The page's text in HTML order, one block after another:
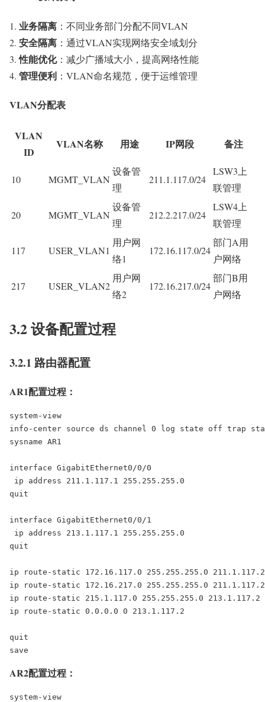
业务隔离 ：不同业务部门分配不同VLAN
安全隔离 ：通过VLAN实现网络安全域划分
性能优化：减少广播域大小，提高网络性能
管理便利 ：VLAN命名规范，便于运维管理
VLAN分配表
VLAN
ID
VLAN名称 用途 IP网段 备注
10 MGMT_VLAN
设备管
理
211.1.117.0/24
LSW3上
联管理
20 MGMT_VLAN
设备管
理
212.2.217.0/24
LSW4上
联管理
117 USER_VLAN1
用户网
络1
172.16.117.0/24
部门A用
户网络
217 USER_VLAN2
用户网
络2
172.16.217.0/24
部门B用
户网络
3.2 设备配置过程
3.2.1 路由器配置
AR1配置过程：
system-view
info-center source ds channel 0 log state off trap
sysname AR1
interface GigabitEthernet0/0/0
ip address 211.1.117.1 255.255.255.0
quit
interface GigabitEthernet0/0/1
ip address 213.1.117.1 255.255.255.0
quit
ip route-static 172.16.117.0 255.255.255.0 211.1.117.2
ip route-static 172.16.217.0 255.255.255.0 211.1.117.2
ip route-static 215.1.117.0 255.255.255.0 213.1.117.2
ip route-static 0.0.0.0 0 213.1.117.2
quit
save
AR2配置过程：
system-view